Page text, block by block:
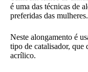
é uma das técnicas de
preferidas das mulheres.
Neste alongamento é
tipo de catalisador, que
acrílico.